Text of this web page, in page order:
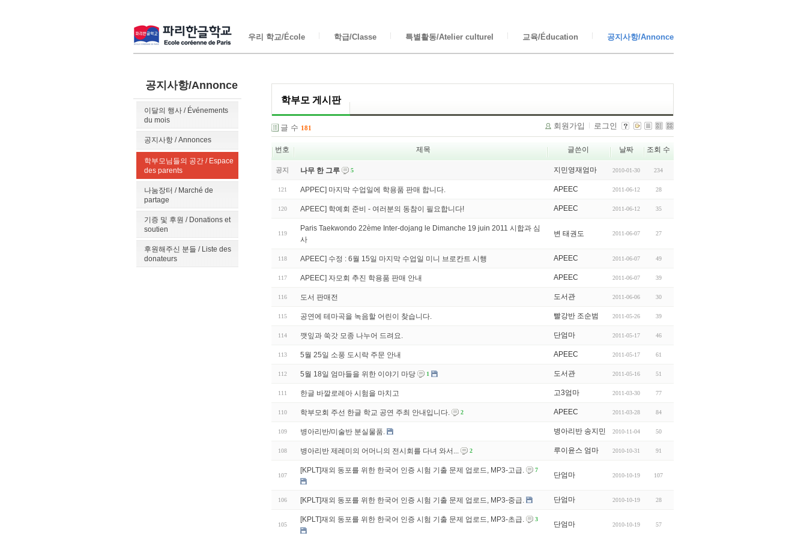
우리 학교/École 학급/Classe 특별활동/Atelier culturel 교육/Éducation 공지사항/Annonce
공지사항/Annonce
이달의 행사 / Événements
du mois
공지사항 / Annonces
학부모님들의 공간 / Espace
des parents
나눔장터 / Marché de
partage
기증 및 후원 / Donations et
soutien
후원해주신 분들 / Liste des
donateurs
학부모 게시판
글 수 181 회원가입 로그인
번호 제목 글쓴이 날짜 조회 수
공지 나무 한 그루 5 지민영재엄마 2010-01-30 234
121 APPEC] 마지막 수업일에 학용품 판매 합니다. APEEC 2011-06-12 28
120 APEEC] 학예회 준비 - 여러분의 동참이 필요합니다! APEEC 2011-06-12 35
119
Paris Taekwondo 22ème Inter-dojang le Dimanche 19 juin 2011 시합과 심
사
변 태권도 2011-06-07 27
118 APEEC] 수정 : 6월 15일 마지막 수업일 미니 브로칸트 시행 APEEC 2011-06-07 49
117 APEEC] 자모회 추진 학용품 판매 안내 APEEC 2011-06-07 39
116 도서 판매전 도서관 2011-06-06 30
115 공연에 테마곡을 녹음할 어린이 찾습니다. 빨강반 조순범 2011-05-26 39
114 깻잎과 쑥갓 모종 나누어 드려요. 단엄마 2011-05-17 46
113 5월 25일 소풍 도시락 주문 안내 APEEC 2011-05-17 61
112 5월 18일 엄마들을 위한 이야기 마당 1 도서관 2011-05-16 51
111 한글 바깔로레아 시험을 마치고 고3엄마 2011-03-30 77
110 학부모회 주선 한글 학교 공연 주최 안내입니다. 2 APEEC 2011-03-28 84
109 병아리반/미술반 분실물품. 병아리반 송지민 2010-11-04 50
108 병아리반 제레미의 어머니의 전시회를 다녀 와서... 2 루이윤스 엄마 2010-10-31 91
107
[KPLT]재외 동포를 위한 한국어 인증 시험 기출 문제 업로드, MP3-고급. 7
단엄마 2010-10-19 107
106 [KPLT]재외 동포를 위한 한국어 인증 시험 기출 문제 업로드, MP3-중급. 단엄마 2010-10-19 28
105
[KPLT]재외 동포를 위한 한국어 인증 시험 기출 문제 업로드, MP3-초급. 3
단엄마 2010-10-19 57